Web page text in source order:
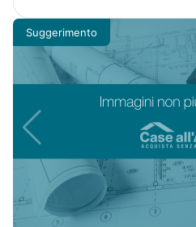
Suggerimento